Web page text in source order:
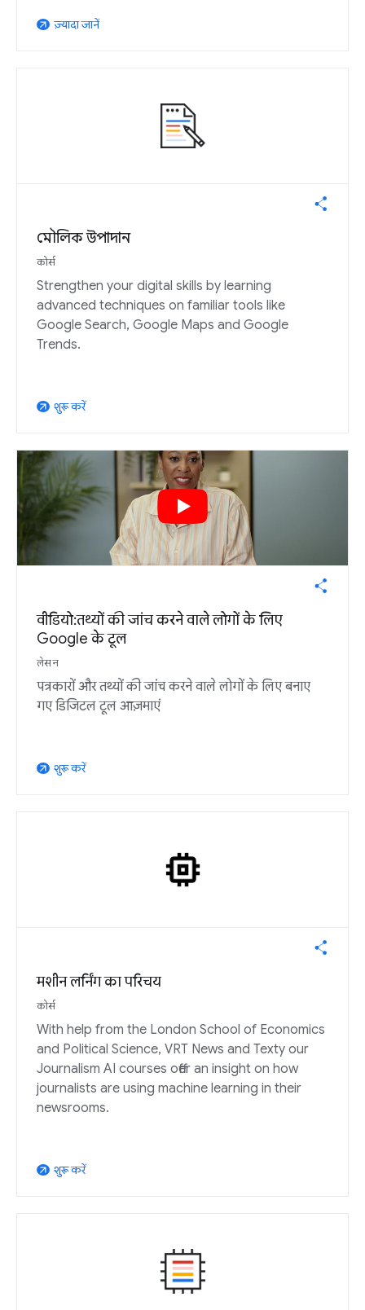
arrow_outward ज़्यादा जानें
মৌলিক উপাদান
कोर्स
Strengthen your digital skills by learning
advanced techniques on familiar tools like
Google Search, Google Maps and Google
Trends.
arrow_outward शुरू करें
वीडियो: तथ्यों की जांच करने वाले लोगों के लिए
Google के टूल
लेसन
पत्रकारों और तथ्यों की जांच करने वाले लोगों के लिए बनाए
गए डिजिटल टूल आज़माएं
arrow_outward शुरू करें
मशीन लर्निंग का परिचय
कोर्स
With help from the London School of Economics
and Political Science, VRT News and Texty our
Journalism AI courses offer an insight on how
journalists are using machine learning in their
newsrooms.
arrow_outward शुरू करें